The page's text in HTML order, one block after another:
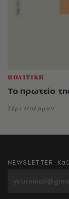
ΠΟΛΙΤΙΚΗ
Το πρωτείο
Σέρι Μπέρμαν
NEWSLETTER: